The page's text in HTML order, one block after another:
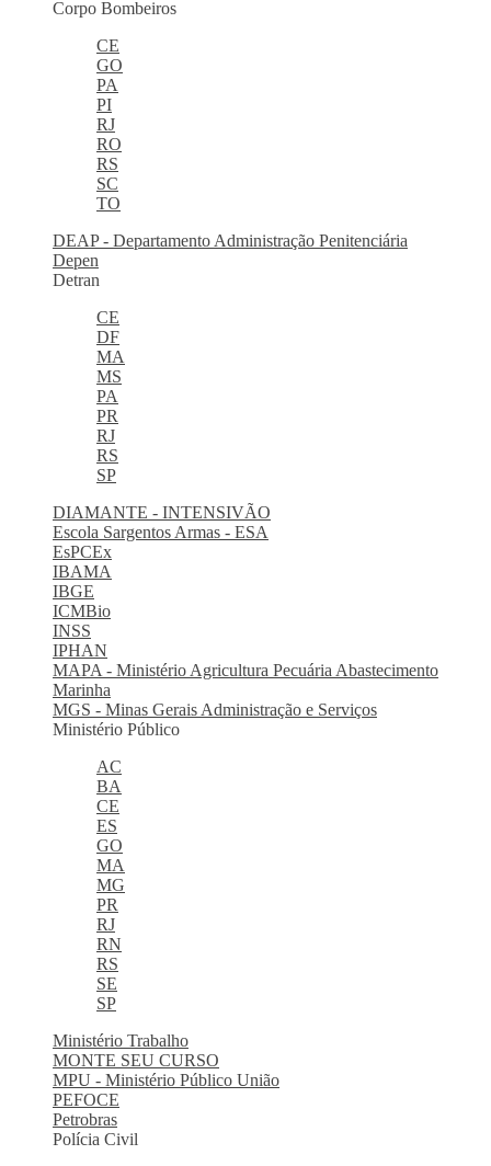
Corpo Bombeiros
CE
GO
PA
PI
RJ
RO
RS
SC
TO
DEAP - Departamento Administração Penitenciária
Depen
Detran
CE
DF
MA
MS
PA
PR
RJ
RS
SP
DIAMANTE - INTENSIVÃO
Escola Sargentos Armas - ESA
EsPCEx
IBAMA
IBGE
ICMBio
INSS
IPHAN
MAPA - Ministério Agricultura Pecuária Abastecimento
Marinha
MGS - Minas Gerais Administração e Serviços
Ministério Público
AC
BA
CE
ES
GO
MA
MG
PR
RJ
RN
RS
SE
SP
Ministério Trabalho
MONTE SEU CURSO
MPU - Ministério Público União
PEFOCE
Petrobras
Polícia Civil